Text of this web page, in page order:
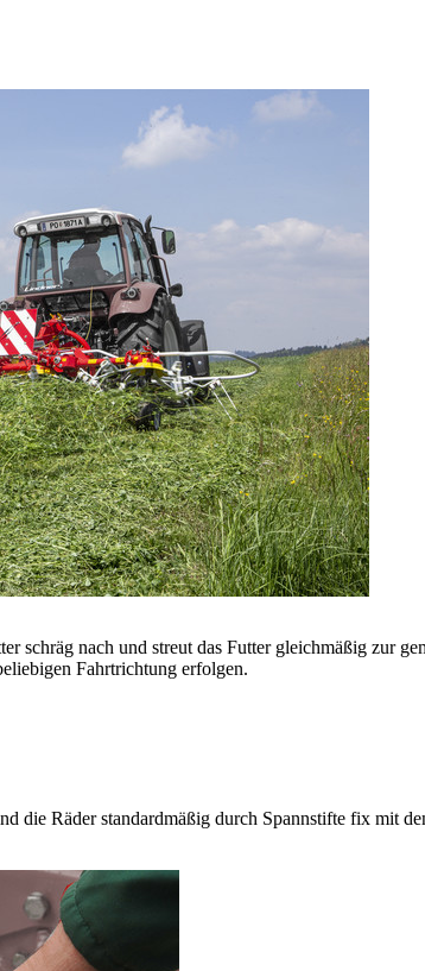
schräg nach und streut das Futter gleichmäßig zur
Fahrtrichtung erfolgen.
die Räder standardmäßig durch Spannstifte fix mit